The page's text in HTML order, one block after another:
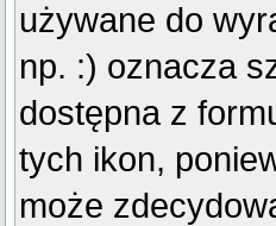
używane do
np. :) oznacza
dostępna z
tych ikon,
może